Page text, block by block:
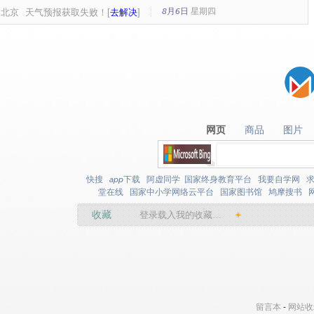
北京 天气预报获取失败！[去解决] 8月6日 星期四
网页
网页 商品
商品 图片
图片
快搜 app下载 阿虚同学 国家终身教育平台 我要自学网
堂在线
国家中小学网络云平台 国家图书馆 鸠摩搜书
收藏 登录载入我的收藏… +
留言本 - 网站